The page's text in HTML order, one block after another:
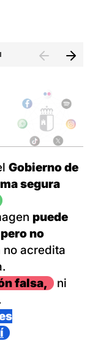
Gobierno de
segura
puede
pero no
no acredita
falsa,
ni